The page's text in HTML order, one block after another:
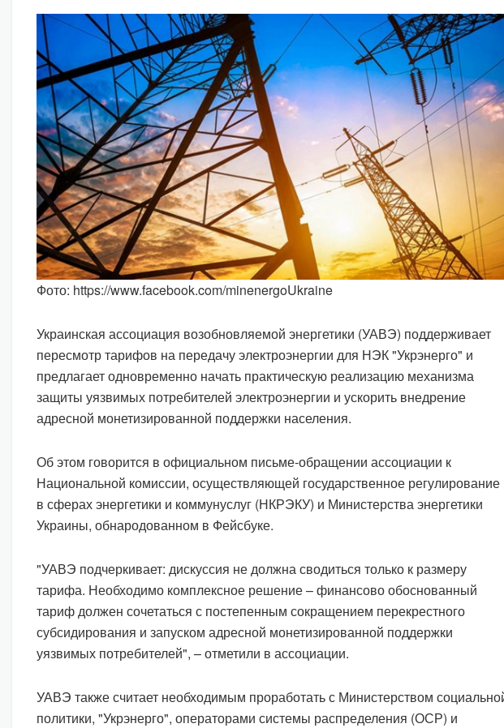
Фото: https://www.facebook.com/minenergoUkraine
Украинская ассоциация возобновляемой энергетики (УАВЭ) поддерживает
пересмотр тарифов на передачу электроэнергии для НЭК "Укрэнерго" и
предлагает одновременно начать практическую реализацию механизма
защиты уязвимых потребителей электроэнергии и ускорить внедрение
адресной монетизированной поддержки населения.
Об этом говорится в официальном письме-обращении ассоциации к
Национальной комиссии, осуществляющей государственное регулирование
в сферах энергетики и коммунуслуг (НКРЭКУ) и Министерства энергетики
Украины, обнародованном в Фейсбуке.
"УАВЭ подчеркивает: дискуссия не должна сводиться только к размеру
тарифа. Необходимо комплексное решение – финансово обоснованный
тариф должен сочетаться с постепенным сокращением перекрестного
субсидирования и запуском адресной монетизированной поддержки
уязвимых потребителей", – отметили в ассоциации.
УАВЭ также считает необходимым проработать с Министерством
политики, "Укрэнерго", операторами системы распределения (ОСР) и